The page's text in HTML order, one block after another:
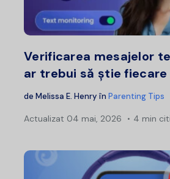
Verificarea mesajelor
ar trebui să știe
de Melissa E. Henry în Parenting Tips
Actualizat 04 mai, 2026 4 min